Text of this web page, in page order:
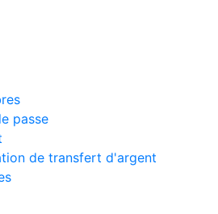
passe
de transfert d'argent